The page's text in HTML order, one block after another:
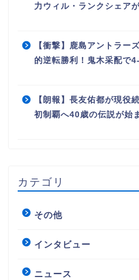
力ウィル・ランクシェア
【衝撃】鹿島アントラー
的逆転勝利！鬼木采配で
【朗報】長友佑都が現役
初制覇へ40歳の伝説が始
カテゴリ
その他
インタビュー
ニュース